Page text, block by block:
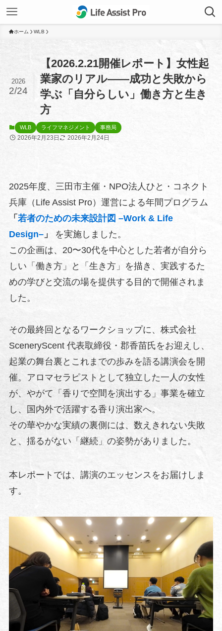
ホーム WLB
【2026.2.21開催レポート】女性起
業家のリアル——成功と失敗から
学ぶ「自分らしい」働き方と生き
方
2026
2/24
WLB ライフマネジメント 事務局
2026年2月23日 2026年2月24日
2025年度、三田市主催・NPO法人ひと・コネクト
兵庫（Life Assist Pro）運営による年間プログラム
「 若者のための未来設計図 –Work & Life
Design–」
を実施しました。
この企画は、20〜30代を中心とした若者が自分ら
しい「働き方」と「生き方」を描き、実践するた
めの学びと交流の場を提供する目的で開催されま
した。
その最終回となるワークショップに、株式会社
SceneryScent 代表取締役・郡香苗氏をお迎えし、
起業の舞台裏とこれまでの歩みを語る講演会を開
催。アロマセラピストとして独立した一人の女性
が、やがて「香りで空間を演出する」事業を確立
し、国内外で活躍する香り演出家へ。
その華やかな実績の裏側には、数えきれない失敗
と、揺るがない「継続」の姿勢がありました。
本レポートでは、講演のエッセンスをお届けしま
す。